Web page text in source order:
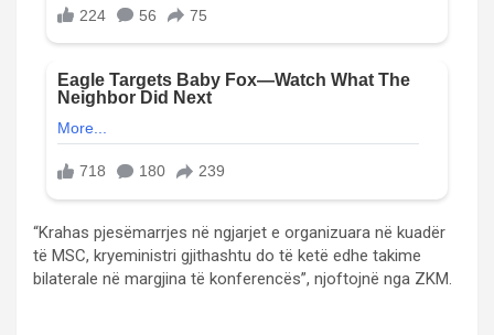
“Krahas pjesëmarrjes në ngjarjet e organizuara në kuadër
të MSC, kryeministri gjithashtu do të ketë edhe takime
bilaterale në margjina të konferencës”, njoftojnë nga ZKM.